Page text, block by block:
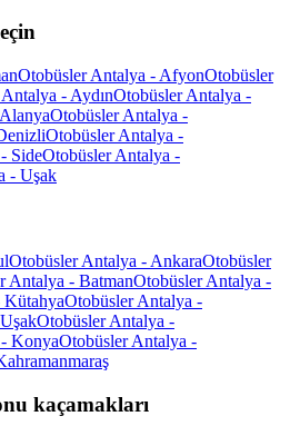
Otobüsler Antalya - AfyonOtobüsler
- AydınOtobüsler Antalya -
Otobüsler Antalya -
Otobüsler Antalya -
SideOtobüsler Antalya -
- Uşak
Otobüsler Antalya - AnkaraOtobüsler
Antalya - BatmanOtobüsler Antalya -
KütahyaOtobüsler Antalya -
Otobüsler Antalya -
KonyaOtobüsler Antalya -
kaçamakları